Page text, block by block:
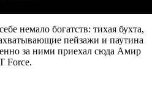
немало богатств: тихая бухта,
пейзажи и паутина
за ними приехал сюда Амир
Force.